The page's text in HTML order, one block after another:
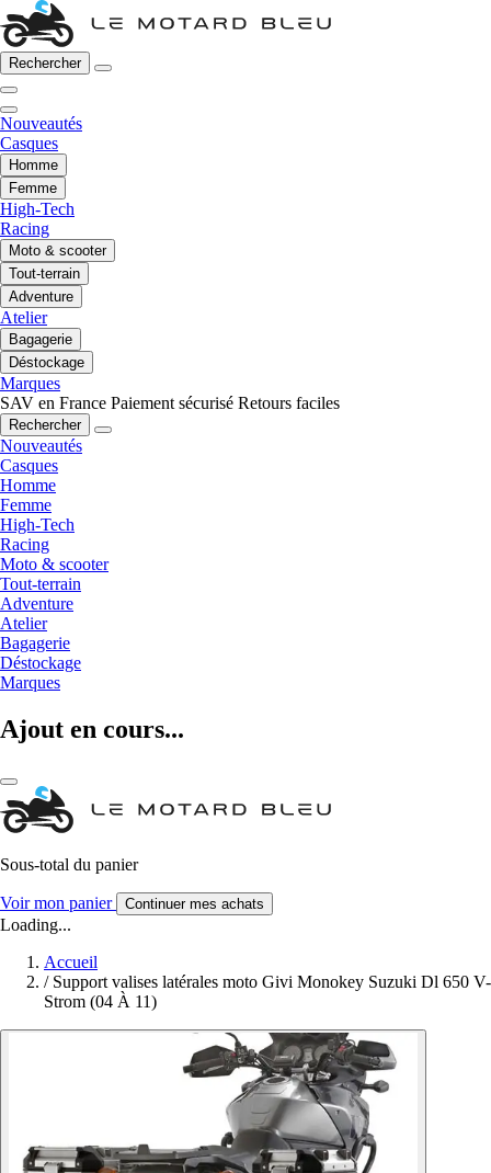
Rechercher
Nouveautés
Casques
Homme
Femme
High-Tech
Racing
Moto & scooter
Tout-terrain
Adventure
Atelier
Bagagerie
Déstockage
Marques
SAV en France Paiement sécurisé Retours faciles
Rechercher
Nouveautés
Casques
Homme
Femme
High-Tech
Racing
Moto & scooter
Tout-terrain
Adventure
Atelier
Bagagerie
Déstockage
Marques
Ajout en cours...
Sous-total du panier
Voir mon panier Continuer mes achats
Loading...
Accueil
/ Support valises latérales moto Givi Monokey Suzuki Dl 650 V-
Strom (04 À 11)